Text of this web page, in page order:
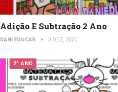
Adição E Subtração 2 Ano
DANI EDUCAR 3 DEZ, 2020
2º ANO